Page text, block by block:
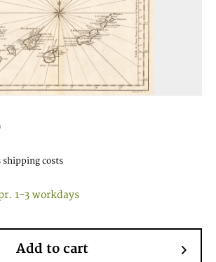
shipping costs
1-3 workdays
Add to cart